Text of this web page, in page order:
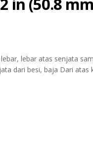
lebar atas senjata
dari besi, baja Dari atas